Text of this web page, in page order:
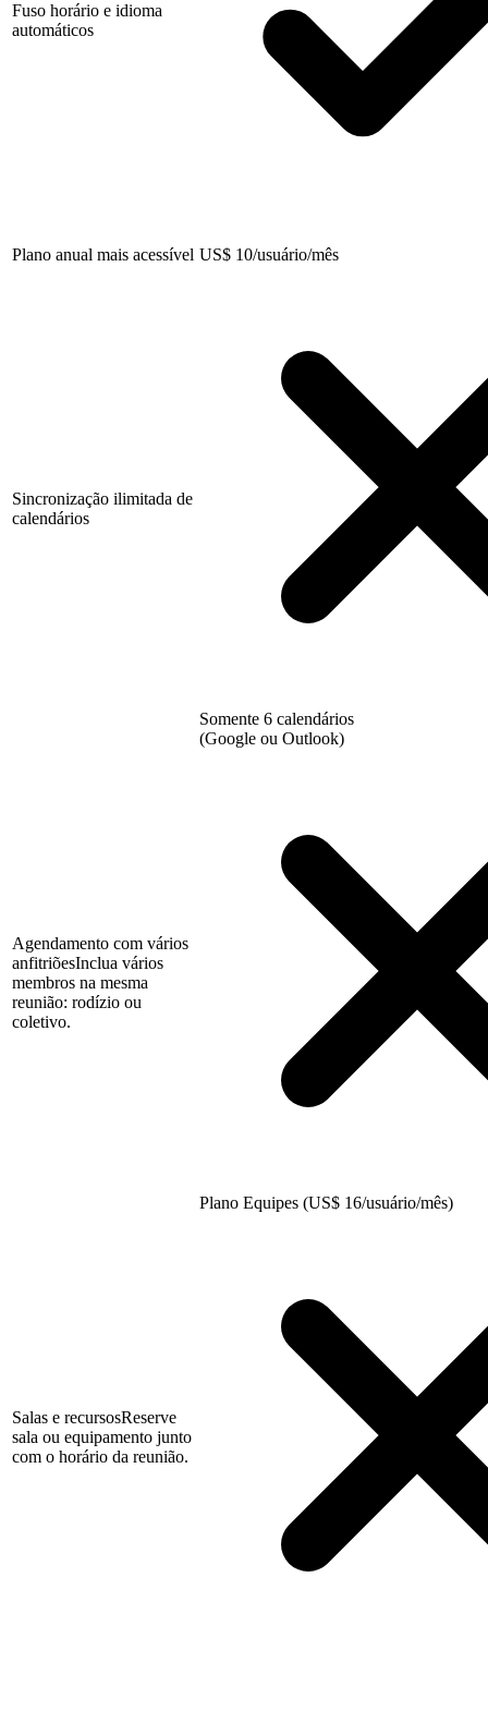
Fuso horário e idioma
automáticos
Plano anual mais acessível US$ 10/usuário/mês
Sincronização ilimitada de
calendários
Somente 6 calendários
(Google ou Outlook)
Agendamento com vários
anfitriõesInclua vários
membros na mesma
reunião: rodízio ou
coletivo.
Plano Equipes (US$ 16/usuário/mês)
Salas e recursosReserve
sala ou equipamento junto
com o horário da reunião.